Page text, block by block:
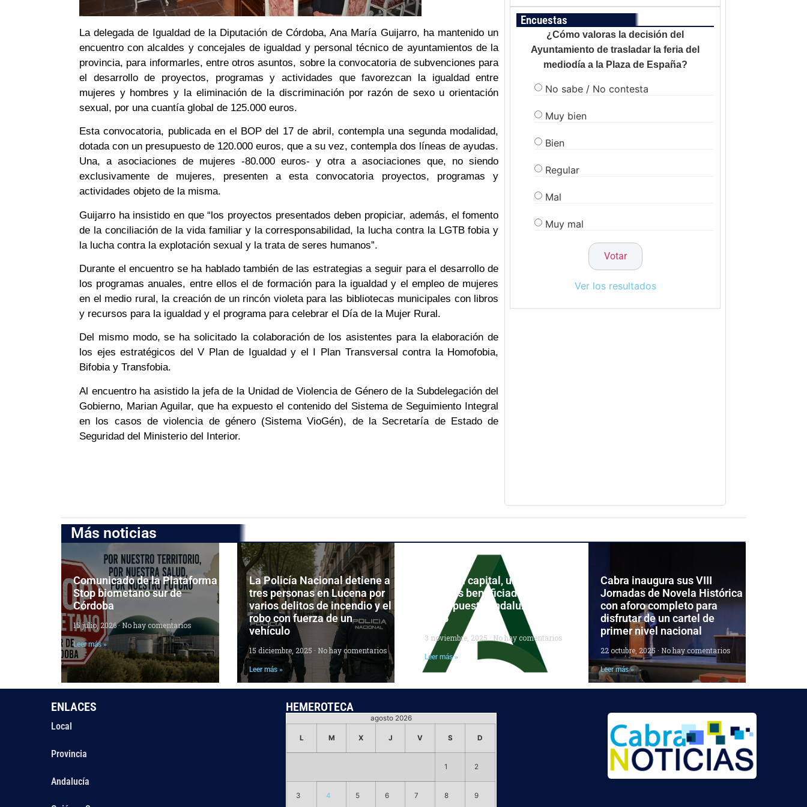
La delegada de Igualdad de la Diputación de Córdoba, Ana María Guijarro, ha mantenido un
encuentro con alcaldes y concejales de igualdad y personal técnico de ayuntamientos de la
provincia, para informarles, entre otros asuntos, sobre la convocatoria de subvenciones para
el desarrollo de proyectos, programas y actividades que favorezcan la igualdad entre
mujeres y hombres y la eliminación de la discriminación por razón de sexo u orientación
sexual, por una cuantía global de 125.000 euros.
Esta convocatoria, publicada en el BOP del 17 de abril, contempla una segunda modalidad,
dotada con un presupuesto de 120.000 euros, que a su vez, contempla dos líneas de ayudas.
Una, a asociaciones de mujeres -80.000 euros- y otra a asociaciones que, no siendo
exclusivamente de mujeres, presenten a esta convocatoria proyectos, programas y
actividades objeto de la misma.
Guijarro ha insistido en que “los proyectos presentados deben propiciar, además, el fomento
de la conciliación de la vida familiar y la corresponsabilidad, la lucha contra la LGTB fobia y
la lucha contra la explotación sexual y la trata de seres humanos”.
Durante el encuentro se ha hablado también de las estrategias a seguir para el desarrollo de
los programas anuales, entre ellos el de formación para la igualdad y el empleo de mujeres
en el medio rural, la creación de un rincón violeta para las bibliotecas municipales con libros
y recursos para la igualdad y el programa para celebrar el Día de la Mujer Rural.
Del mismo modo, se ha solicitado la colaboración de los asistentes para la elaboración de
los ejes estratégicos del V Plan de Igualdad y el I Plan Transversal contra la Homofobia,
Bifobia y Transfobia.
Al encuentro ha asistido la jefa de la Unidad de Violencia de Género de la Subdelegación del
Gobierno, Marian Aguilar, que ha expuesto el contenido del Sistema de Seguimiento Integral
en los casos de violencia de género (Sistema VioGén), de la Secretaría de Estado de
Seguridad del Ministerio del Interior.
Encuestas
¿Cómo valoras la decisión del
Ayuntamiento de trasladar la feria del
mediodía a la Plaza de España?
No sabe / No contesta
Muy bien
Bien
Regular
Mal
Muy mal
Ver los resultados
Más noticias
Comunicado de la Plataforma
Stop biometano sur de
Córdoba
15 julio, 2026No hay comentarios
Leer más »
La Policía Nacional detiene a
tres personas en Lucena por
varios delitos de incendio y el
robo con fuerza de un
vehículo
15 diciembre, 2025 No hay comentarios
Leer más »
Córdoba capital, una de las
grandes beneficiadas del
Presupuesto andaluz para
2026
3 noviembre, 2025 No hay comentarios
Leer más »
Cabra inaugura sus VIII
Jornadas de Novela Histórica
con aforo completo para
disfrutar de un cartel de
primer nivel nacional
22 octubre, 2025 No hay comentarios
Leer más »
ENLACES
Local
Provincia
Andalucía
HEMEROTECA
agosto 2026
L M X J V S D
1 2
3 4 5 6 7 8 9